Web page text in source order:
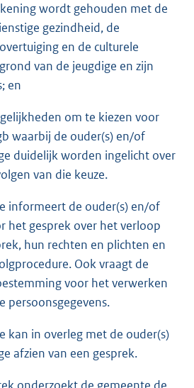
wordt gehouden met de
gezindheid, de
en de culturele
van de jeugdige en zijn
en
om te kiezen voor
waarbij de ouder(s) en/of
duidelijk worden ingelicht over
van die keuze.
informeert de ouder(s) en/of
het gesprek over het verloop
hun rechten en plichten en
Ook vraagt de
voor het verwerken
persoonsgegevens.
kan in overleg met de ouder(s)
afzien van een gesprek.